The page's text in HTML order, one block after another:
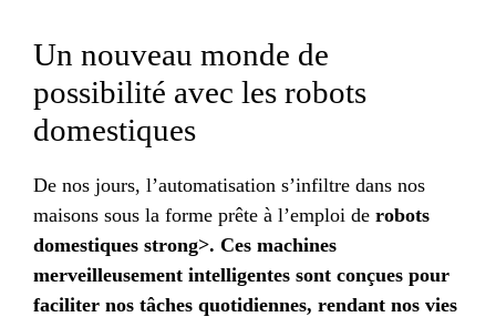
Un nouveau monde de
possibilité avec les robots
domestiques
De nos jours, l’automatisation s’infiltre dans nos
maisons sous la forme prête à l’emploi de robots
domestiques strong>. Ces machines
merveilleusement intelligentes sont conçues pour
faciliter nos tâches quotidiennes, rendant nos vies